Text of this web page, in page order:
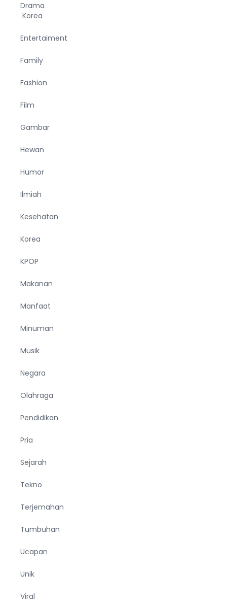
Drama
Korea
Entertaiment
Family
Fashion
Film
Gambar
Hewan
Humor
Ilmiah
Kesehatan
Korea
KPOP
Makanan
Manfaat
Minuman
Musik
Negara
Olahraga
Pendidikan
Pria
Sejarah
Tekno
Terjemahan
Tumbuhan
Ucapan
Unik
Viral